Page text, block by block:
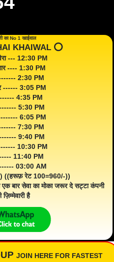
का No 1 खाईवाल
KHAIWAL ⭕️
--- 12:30 PM
---- 1:30 PM
2:30 PM
------ 3:05 PM
4:35 PM
5:30 PM
6:05 PM
7:30 PM
------- 9:40 PM
10:30 PM
11:40 PM
03:00 AM
((हरूफ़ रेट 100=960/-))
बार सेवा का मोका जरूर दे सट्टा कंपनी
है
JOIN HERE FOR FASTEST